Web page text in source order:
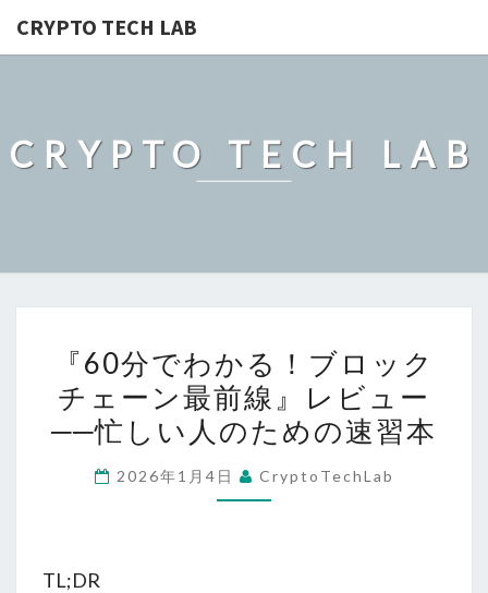
CRYPTO TECH LAB
CRYPTO TECH LAB
分
で
わ
る！
『60分でわかる！ブロック
チェーン最前線』レビュー
──忙しい人のための速習本
2026年1月4日 CryptoTechLab
TL;DR